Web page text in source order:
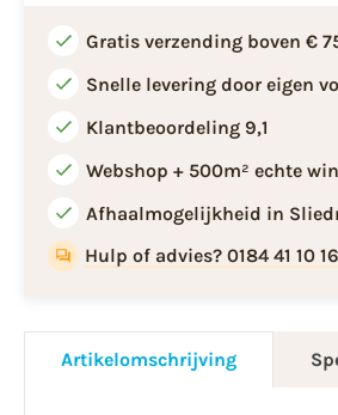
Gratis verzending boven €
Snelle levering door eigen
Klantbeoordeling 9,1
Webshop + 500m² echte
Afhaalmogelijkheid in
Hulp of advies? 0184 41 10 16
Artikelomschrijving